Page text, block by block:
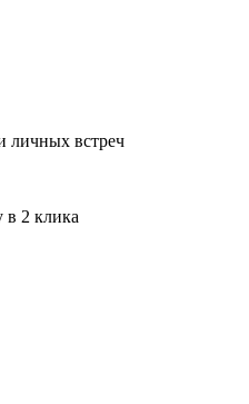
личных встреч
в 2 клика